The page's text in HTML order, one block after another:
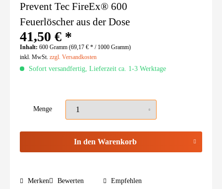
Prevent Tec FireEx® 600
Feuerlöscher aus der Dose
41,50 € *
Inhalt: 600 Gramm (69,17 € * / 1000 Gramm)
inkl. MwSt. zzgl. Versandkosten
Sofort versandfertig, Lieferzeit ca. 1-3 Werktage
Menge
In den Warenkorb
Merken Bewerten Empfehlen